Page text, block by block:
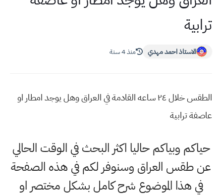
ترابية
الاستاذ احمد مهدي منذ 4 سنة
الطقس خلال ٢٤ ساعه القادمة في العراق وهل يوجد امطار او
عاصفة ترابية
حياكم وبياكم حاليا اكثر البحث في الوقت الحالي
عن طقس العراق وسنوفر لكم في هذه الصفحة
في هذا الموضوع شرح كامل بشكل مختصر او